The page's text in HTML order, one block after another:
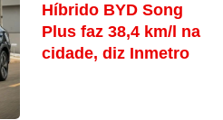
Híbrido BYD Song
Plus faz 38,4 km/l na
cidade, diz Inmetro